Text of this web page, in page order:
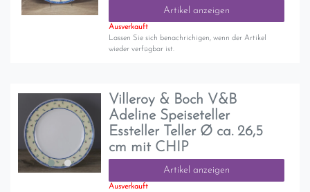
Artikel anzeigen
Ausverkauft
Lassen Sie sich benachrichigen, wenn der Artikel
wieder verfügbar ist.
Villeroy & Boch V&B
Adeline Speiseteller
Essteller Teller Ø ca. 26,5
cm mit CHIP
Artikel anzeigen
Ausverkauft